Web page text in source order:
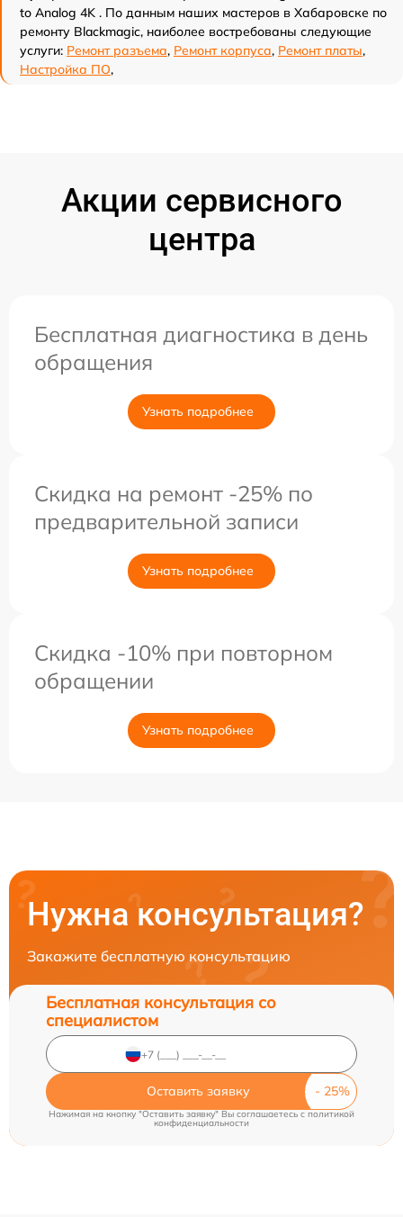
to Analog 4K . По данным наших мастеров в Хабаровске по
ремонту Blackmagic, наиболее востребованы следующие
услуги: Ремонт разъема, Ремонт корпуса, Ремонт платы,
Настройка ПО,
Акции сервисного
центра
Бесплатная диагностика в день
обращения
Узнать подробнее
Скидка на ремонт -25% по
предварительной записи
Узнать подробнее
Скидка -10% при повторном
обращении
Узнать подробнее
Нужна консультация?
Закажите бесплатную консультацию
Бесплатная консультация со
специалистом
Оставить заявку
Нажимая на кнопку "Оставить заявку" Вы соглашаетесь c политикой
конфиденциальности